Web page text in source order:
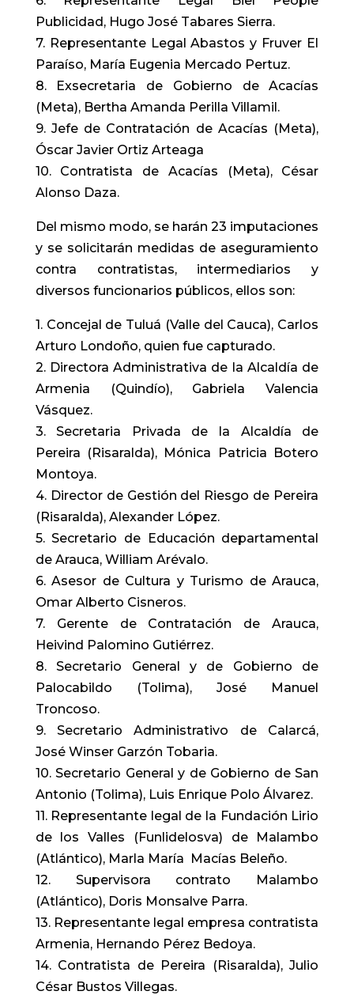
Publicidad, Hugo José Tabares Sierra.
7. Representante Legal Abastos y Fruver El
Paraíso, María Eugenia Mercado Pertuz.
8. Exsecretaria de Gobierno de Acacías
(Meta), Bertha Amanda Perilla Villamil.
9. Jefe de Contratación de Acacías (Meta),
Óscar Javier Ortiz Arteaga
10. Contratista de Acacías (Meta), César
Alonso Daza.
Del mismo modo, se harán 23 imputaciones
y se solicitarán medidas de aseguramiento
contra contratistas, intermediarios y
diversos funcionarios públicos, ellos son:
1. Concejal de Tuluá (Valle del Cauca), Carlos
Arturo Londoño, quien fue capturado.
2. Directora Administrativa de la Alcaldía de
Armenia (Quindío), Gabriela Valencia
Vásquez.
3. Secretaria Privada de la Alcaldía de
Pereira (Risaralda), Mónica Patricia Botero
Montoya.
4. Director de Gestión del Riesgo de Pereira
(Risaralda), Alexander López.
5. Secretario de Educación departamental
de Arauca, William Arévalo.
6. Asesor de Cultura y Turismo de Arauca,
Omar Alberto Cisneros.
7. Gerente de Contratación de Arauca,
Heivind Palomino Gutiérrez.
8. Secretario General y de Gobierno de
Palocabildo (Tolima), José Manuel
Troncoso.
9. Secretario Administrativo de Calarcá,
José Winser Garzón Tobaria.
10. Secretario General y de Gobierno de San
Antonio (Tolima), Luis Enrique Polo Álvarez.
11. Representante legal de la Fundación Lirio
de los Valles (Funlidelosva) de Malambo
(Atlántico), Marla María Macías Beleño.
12. Supervisora contrato Malambo
(Atlántico), Doris Monsalve Parra.
13. Representante legal empresa contratista
Armenia, Hernando Pérez Bedoya.
14. Contratista de Pereira (Risaralda), Julio
César Bustos Villegas.